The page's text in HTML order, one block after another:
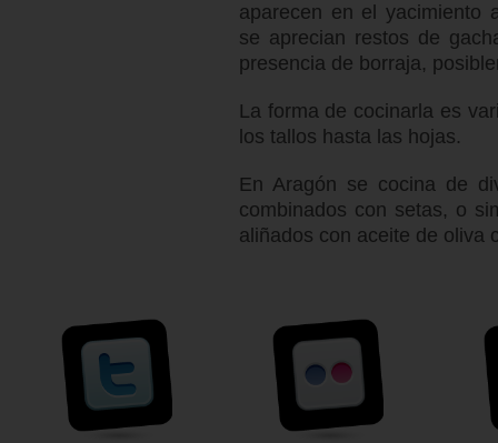
aparecen en el yacimiento
se aprecian restos de
presencia de borraja,
La forma de cocinarla es
los tallos hasta las hojas.
En Aragón se cocina de
combinados con setas, o
aliñados con aceite de oliva